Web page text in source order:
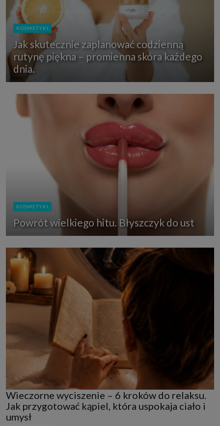
KOSMETYKI
Jak skutecznie zaplanować codzienną
rutynę piękna – promienna skóra każdego
dnia.
KOSMETYKI
Powrót wielkiego hitu. Błyszczyk do ust
Wieczorne wyciszenie – 6 kroków do relaksu.
Jak przygotować kąpiel, która uspokaja ciało i
umysł